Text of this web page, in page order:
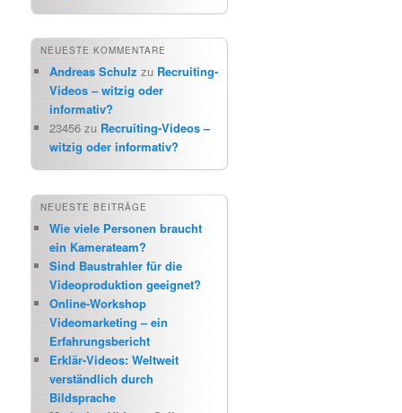
NEUESTE KOMMENTARE
Andreas Schulz zu Recruiting-
Videos – witzig oder
informativ?
23456 zu Recruiting-Videos –
witzig oder informativ?
NEUESTE BEITRÄGE
Wie viele Personen braucht
ein Kamerateam?
Sind Baustrahler für die
Videoproduktion geeignet?
Online-Workshop
Videomarketing – ein
Erfahrungsbericht
Erklär-Videos: Weltweit
verständlich durch
Bildsprache